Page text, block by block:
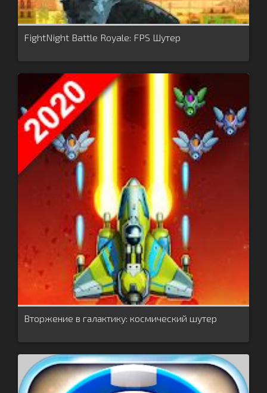
FightNight Battle Royale: FPS Шутер
Вторжение в галактику: космический шутер